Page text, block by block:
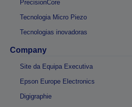
PrecisionCore
Tecnologia Micro Piezo
Tecnologias inovadoras
Company
Site da Equipa Executiva
Epson Europe Electronics
Digigraphie